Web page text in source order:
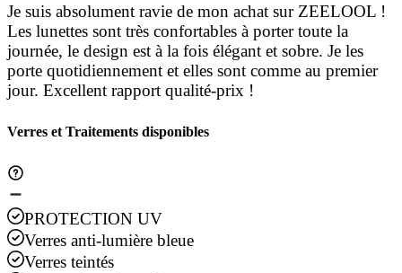
Je suis absolument ravie de mon achat sur ZEELOOL !
Les lunettes sont très confortables à porter toute la
journée, le design est à la fois élégant et sobre. Je les
porte quotidiennement et elles sont comme au premier
jour. Excellent rapport qualité-prix !
Verres et Traitements disponibles
PROTECTION UV
Verres anti-lumière bleue
Verres teintés